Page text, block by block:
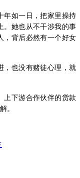
年如一日，把家里操持
。她也从不干涉我的事
，背后必然有一个好女
，也没有赌徒心理，就
上下游合作伙伴的货款
。